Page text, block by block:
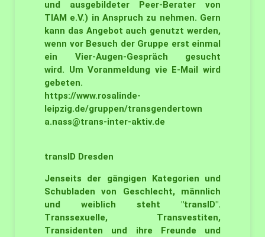
und ausgebildeter Peer-Berater von
TIAM e.V.) in Anspruch zu nehmen. Gern
kann das Angebot auch genutzt werden,
wenn vor Besuch der Gruppe erst einmal
ein Vier-Augen-Gespräch gesucht
wird. Um Voranmeldung vie E-Mail wird
gebeten.
https://www.rosalinde-
leipzig.de/gruppen/transgendertown
a.nass@trans-inter-aktiv.de
transID Dresden
Jenseits der gängigen Kategorien und
Schubladen von Geschlecht, männlich
und weiblich steht "transID".
Transsexuelle, Transvestiten,
Transidenten und ihre Freunde und